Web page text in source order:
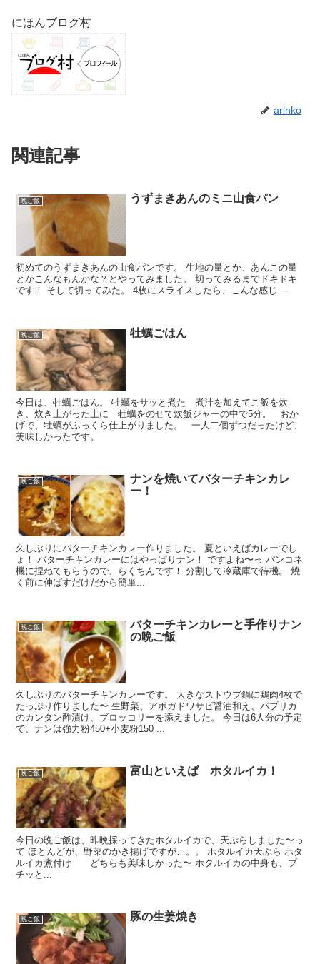
にほんブログ村
arinko
関連記事
晩ご飯 うずまきあんのミニ山食パン
初めてのうずまきあんの山食パンです。 生地の量とか、あんこの量
とかこんなもんかな？とやってみました。 切ってみるまでドキドキ
です！ そして切ってみた。 4枚にスライスしたら、こんな感じ ...
晩ご飯 牡蠣ごはん
今日は、牡蠣ごはん。 牡蠣をサッと煮た 煮汁を加えてご飯を炊
き、炊き上がった上に 牡蠣をのせて炊飯ジャーの中で5分。 おか
げで、牡蠣がふっくら仕上がりました。 一人二個ずつだったけど、
美味しかったです。
晩ご飯
ナンを焼いてバターチキンカレ
ー！
久しぶりにバターチキンカレー作りました。 夏といえばカレーでし
ょ！ バターチキンカレーにはやっぱりナン！ ですよね〜っ パンコネ
機に捏ねてもらうので、らくちんです！ 分割して冷蔵庫で待機。 焼
く前に伸ばすだけだから簡単...
晩ご飯
バターチキンカレーと手作りナン
の晩ご飯
久しぶりのバターチキンカレーです。 大きなストウブ鍋に鶏肉4枚で
たっぷり作りました〜 生野菜、アボガドワサビ醤油和え、パプリカ
のカンタン酢漬け、ブロッコリーを添えました。 今日は6人分の予定
で、ナンは強力粉450+小麦粉150 ...
晩ご飯 富山といえば ホタルイカ！
今日の晩ご飯は、昨晩採ってきたホタルイカで、天ぷらしました〜っ
て ほとんどが、野菜のかき揚げですが…。。 ホタルイカ天ぷら ホタ
ルイカ煮付け どちらも美味しかった〜 ホタルイカの中身も、プ
チッと...
晩ご飯 豚の生姜焼き